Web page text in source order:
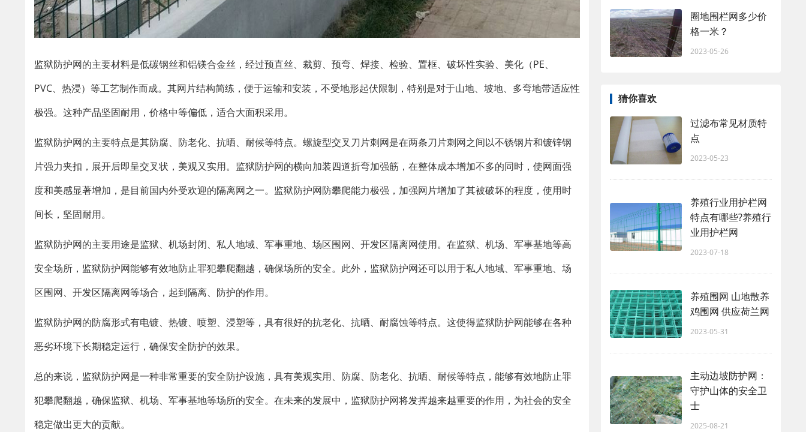
监狱防护网的主要材料是低碳钢丝和铝镁合金丝，经过预直丝、裁剪、预弯、焊接、检验、置框、破坏性实验、美化（PE、
PVC、热浸）等工艺制作而成。其网片结构简练，便于运输和安装，不受地形起伏限制，特别是对于山地、坡地、多弯地带适应性
极强。这种产品坚固耐用，价格中等偏低，适合大面积采用。
监狱防护网的主要特点是其防腐、防老化、抗晒、耐候等特点。螺旋型交叉刀片刺网是在两条刀片刺网之间以不锈钢片和镀锌钢
片强力夹扣，展开后即呈交叉状，美观又实用。监狱防护网的横向加装四道折弯加强筋，在整体成本增加不多的同时，使网面强
度和美感显著增加，是目前国内外受欢迎的隔离网之一。监狱防护网防攀爬能力极强，加强网片增加了其被破坏的程度，使用时
间长，坚固耐用。
监狱防护网的主要用途是监狱、机场封闭、私人地域、军事重地、场区围网、开发区隔离网使用。在监狱、机场、军事基地等高
安全场所，监狱防护网能够有效地防止罪犯攀爬翻越，确保场所的安全。此外，监狱防护网还可以用于私人地域、军事重地、场
区围网、开发区隔离网等场合，起到隔离、防护的作用。
监狱防护网的防腐形式有电镀、热镀、喷塑、浸塑等，具有很好的抗老化、抗晒、耐腐蚀等特点。这使得监狱防护网能够在各种
恶劣环境下长期稳定运行，确保安全防护的效果。
总的来说，监狱防护网是一种非常重要的安全防护设施，具有美观实用、防腐、防老化、抗晒、耐候等特点，能够有效地防止罪
犯攀爬翻越，确保监狱、机场、军事基地等场所的安全。在未来的发展中，监狱防护网将发挥越来越重要的作用，为社会的安全
稳定做出更大的贡献。
圈地围栏网多少价
格一米？
2023-05-26
猜你喜欢
过滤布常见材质特
点
2023-05-23
养殖行业用护栏网
特点有哪些?养殖行
业用护栏网
2023-07-18
养殖围网 山地散养
鸡围网 供应荷兰网
2023-05-31
主动边坡防护网：
守护山体的安全卫
士
2025-08-21